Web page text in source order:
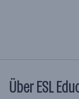
Über ESL